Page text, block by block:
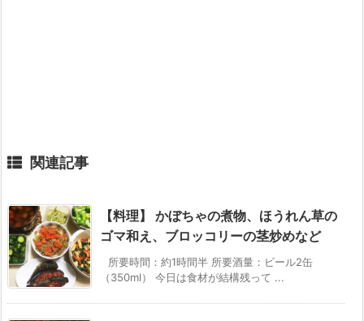
関連記事
【料理】 かぼちゃの煮物、ほうれん草の
ゴマ和え、ブロッコリーの茎炒めなど
所要時間：約1時間半 所要酒量：ビール2缶
（350ml） 今日は食材が結構残って ...